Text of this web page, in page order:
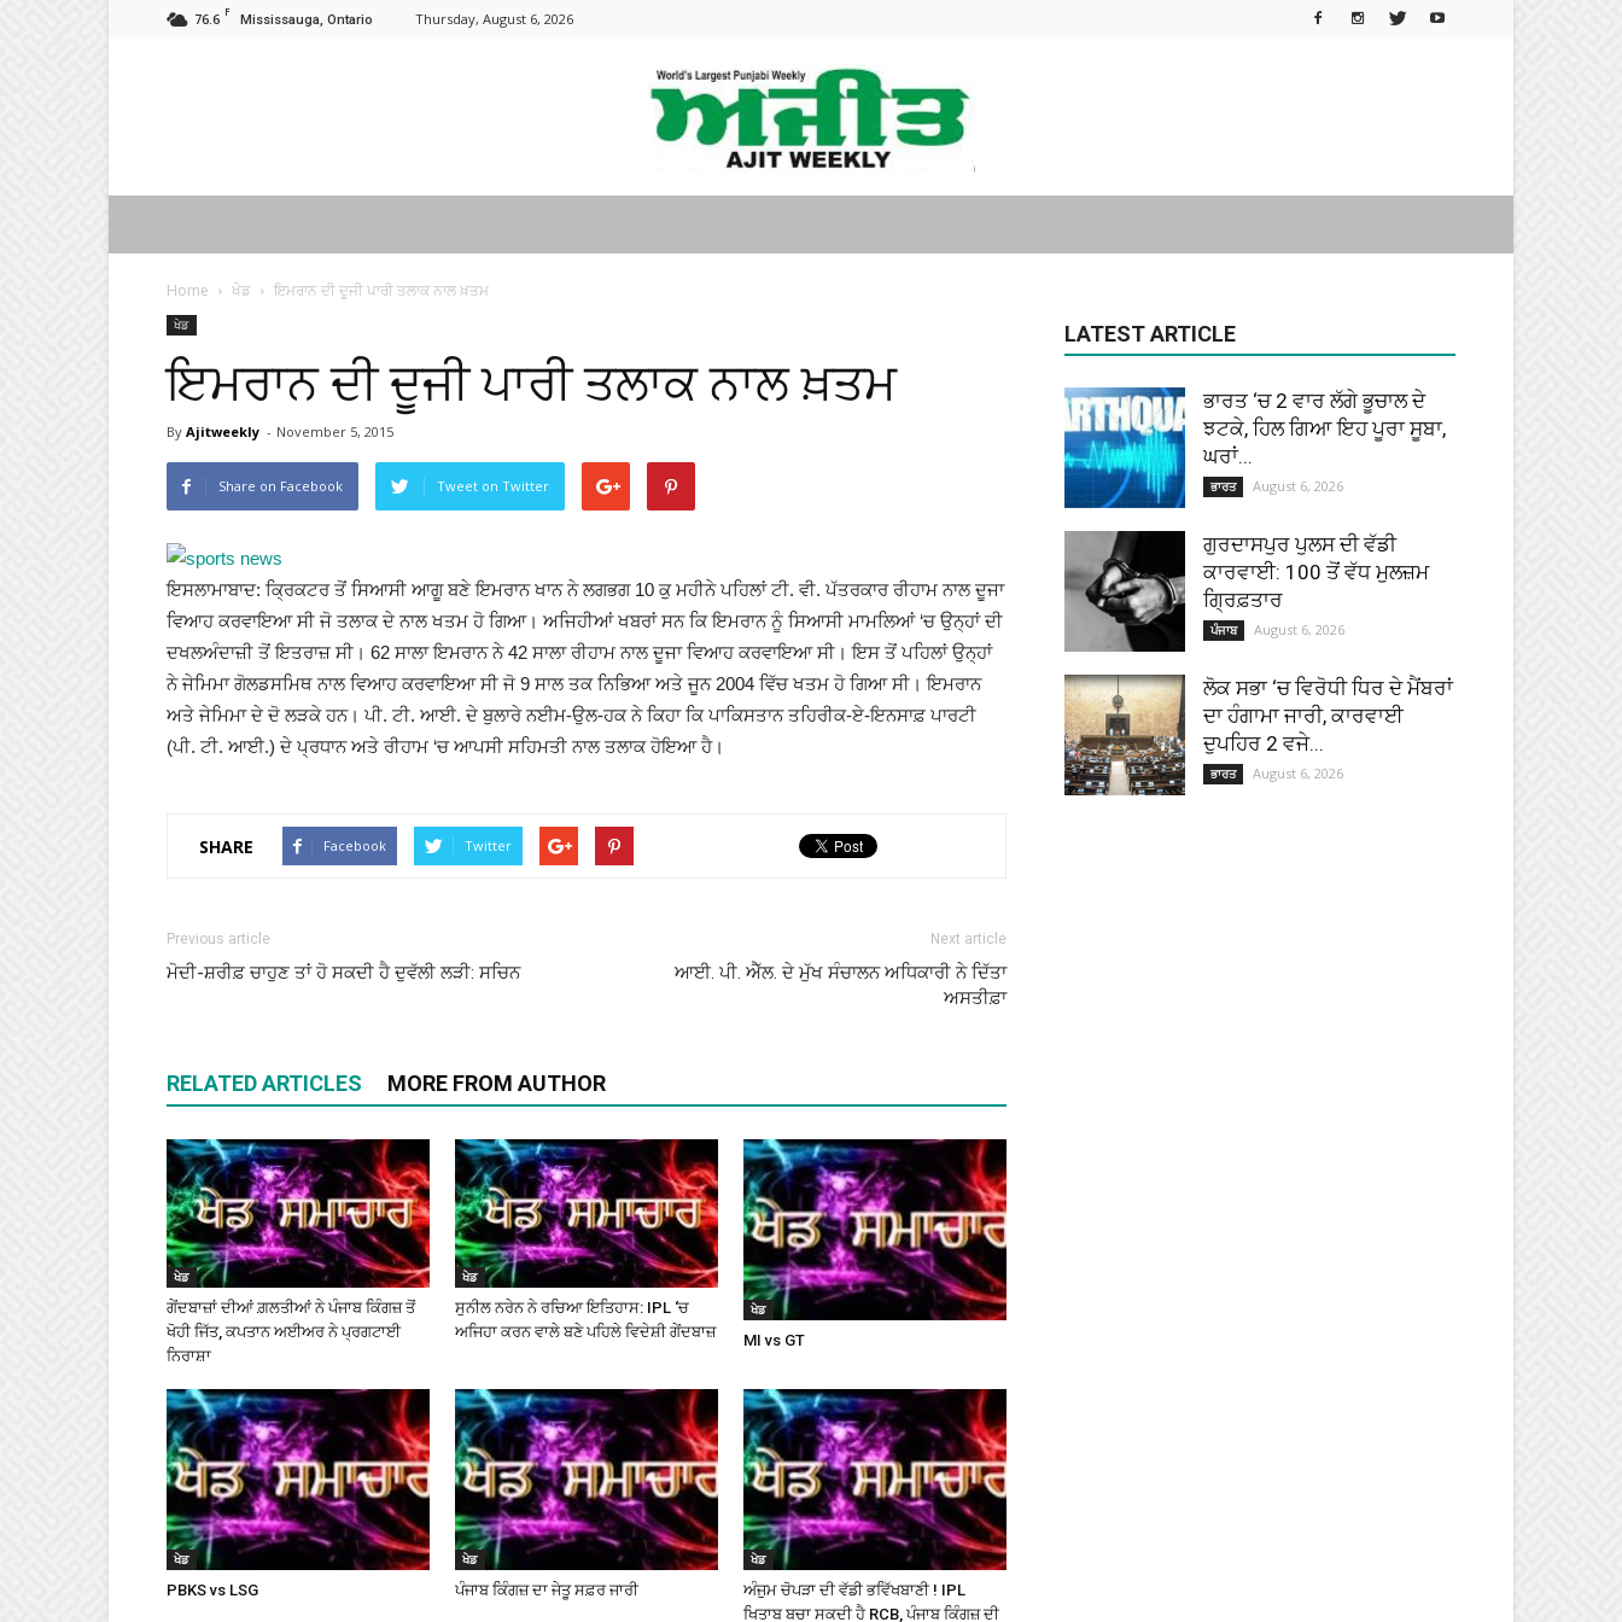
76.6 F
Mississauga, Ontario Thursday, August 6, 2026
Ajitweekly
News
(Ajit
Home ਖੇਡ ਇਮਰਾਨ ਦੀ ਦੂਜੀ ਪਾਰੀ ਤਲਾਕ ਨਾਲ ਖ਼ਤਮ
ਖੇਡ
ਇਮਰਾਨ ਦੀ ਦੂਜੀ ਪਾਰੀ ਤਲਾਕ ਨਾਲ ਖ਼ਤਮ
By Ajitweekly - November 5, 2015
Share on Facebook Tweet on Twitter
ਇਸਲਾਮਾਬਾਦ: ਕ੍ਰਿਕਟਰ ਤੋਂ ਸਿਆਸੀ ਆਗੂ ਬਣੇ ਇਮਰਾਨ ਖਾਨ ਨੇ ਲਗਭਗ 10 ਕੁ ਮਹੀਨੇ ਪਹਿਲਾਂ ਟੀ. ਵੀ. ਪੱਤਰਕਾਰ ਰੀਹਾਮ ਨਾਲ ਦੂਜਾ
ਵਿਆਹ ਕਰਵਾਇਆ ਸੀ ਜੋ ਤਲਾਕ ਦੇ ਨਾਲ ਖਤਮ ਹੋ ਗਿਆ। ਅਜਿਹੀਆਂ ਖਬਰਾਂ ਸਨ ਕਿ ਇਮਰਾਨ ਨੂੰ ਸਿਆਸੀ ਮਾਮਲਿਆਂ ‘ਚ ਉਨ੍ਹਾਂ ਦੀ
ਦਖਲਅੰਦਾਜ਼ੀ ਤੋਂ ਇਤਰਾਜ਼ ਸੀ। 62 ਸਾਲਾ ਇਮਰਾਨ ਨੇ 42 ਸਾਲਾ ਰੀਹਾਮ ਨਾਲ ਦੂਜਾ ਵਿਆਹ ਕਰਵਾਇਆ ਸੀ। ਇਸ ਤੋਂ ਪਹਿਲਾਂ ਉਨ੍ਹਾਂ
ਨੇ ਜੇਮਿਮਾ ਗੋਲਡਸਮਿਥ ਨਾਲ ਵਿਆਹ ਕਰਵਾਇਆ ਸੀ ਜੋ 9 ਸਾਲ ਤਕ ਨਿਭਿਆ ਅਤੇ ਜੂਨ 2004 ਵਿੱਚ ਖਤਮ ਹੋ ਗਿਆ ਸੀ। ਇਮਰਾਨ
ਅਤੇ ਜੇਮਿਮਾ ਦੇ ਦੋ ਲੜਕੇ ਹਨ। ਪੀ. ਟੀ. ਆਈ. ਦੇ ਬੁਲਾਰੇ ਨਈਮ-ਉਲ-ਹਕ ਨੇ ਕਿਹਾ ਕਿ ਪਾਕਿਸਤਾਨ ਤਹਿਰੀਕ-ਏ-ਇਨਸਾਫ਼ ਪਾਰਟੀ
(ਪੀ. ਟੀ. ਆਈ.) ਦੇ ਪ੍ਰਧਾਨ ਅਤੇ ਰੀਹਾਮ ‘ਚ ਆਪਸੀ ਸਹਿਮਤੀ ਨਾਲ ਤਲਾਕ ਹੋਇਆ ਹੈ।
SHARE Facebook Twitter
Previous article
ਮੋਦੀ-ਸ਼ਰੀਫ਼ ਚਾਹੁਣ ਤਾਂ ਹੋ ਸਕਦੀ ਹੈ ਦੁਵੱਲੀ ਲੜੀ: ਸਚਿਨ
Next article
ਆਈ. ਪੀ. ਐੱਲ. ਦੇ ਮੁੱਖ ਸੰਚਾਲਨ ਅਧਿਕਾਰੀ ਨੇ ਦਿੱਤਾ
ਅਸਤੀਫ਼ਾ
RELATED ARTICLES MORE FROM AUTHOR
ਖੇਡ
ਗੇਂਦਬਾਜ਼ਾਂ ਦੀਆਂ ਗ਼ਲਤੀਆਂ ਨੇ ਪੰਜਾਬ ਕਿੰਗਜ਼ ਤੋਂ
ਖੋਹੀ ਜਿੱਤ, ਕਪਤਾਨ ਅਈਅਰ ਨੇ ਪ੍ਰਗਟਾਈ
ਨਿਰਾਸ਼ਾ
ਖੇਡ
ਸੁਨੀਲ ਨਰੇਨ ਨੇ ਰਚਿਆ ਇਤਿਹਾਸ: IPL ‘ਚ
ਅਜਿਹਾ ਕਰਨ ਵਾਲੇ ਬਣੇ ਪਹਿਲੇ ਵਿਦੇਸ਼ੀ ਗੇਂਦਬਾਜ਼
ਖੇਡ
MI vs GT
ਖੇਡ
PBKS vs LSG
ਖੇਡ
ਪੰਜਾਬ ਕਿੰਗਜ਼ ਦਾ ਜੇਤੂ ਸਫ਼ਰ ਜਾਰੀ
ਖੇਡ
ਅੰਜੁਮ ਚੋਪੜਾ ਦੀ ਵੱਡੀ ਭਵਿੱਖਬਾਣੀ ! IPL
ਖਿਤਾਬ ਬਚਾ ਸਕਦੀ ਹੈ RCB, ਪੰਜਾਬ ਕਿੰਗਜ਼ ਦੀ
LATEST ARTICLE
ਭਾਰਤ ‘ਚ 2 ਵਾਰ ਲੱਗੇ ਭੂਚਾਲ ਦੇ
ਝਟਕੇ, ਹਿਲ ਗਿਆ ਇਹ ਪੂਰਾ ਸੂਬਾ,
ਘਰਾਂ...
ਭਾਰਤ August 6, 2026
ਗੁਰਦਾਸਪੁਰ ਪੁਲਸ ਦੀ ਵੱਡੀ
ਕਾਰਵਾਈ: 100 ਤੋਂ ਵੱਧ ਮੁਲਜ਼ਮ
ਗ੍ਰਿਫ਼ਤਾਰ
ਪੰਜਾਬ August 6, 2026
ਲੋਕ ਸਭਾ ‘ਚ ਵਿਰੋਧੀ ਧਿਰ ਦੇ ਮੈਂਬਰਾਂ
ਦਾ ਹੰਗਾਮਾ ਜਾਰੀ, ਕਾਰਵਾਈ
ਦੁਪਹਿਰ 2 ਵਜੇ...
ਭਾਰਤ August 6, 2026